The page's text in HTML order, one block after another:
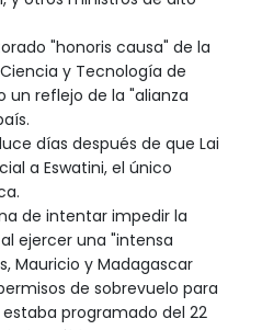
"honoris causa" de la
y Tecnología de
un reflejo de la "alianza
días después de que Lai
a Eswatini, el único
de intentar impedir la
ejercer una "intensa
Mauricio y Madagascar
de sobrevuelo para
programado del 22